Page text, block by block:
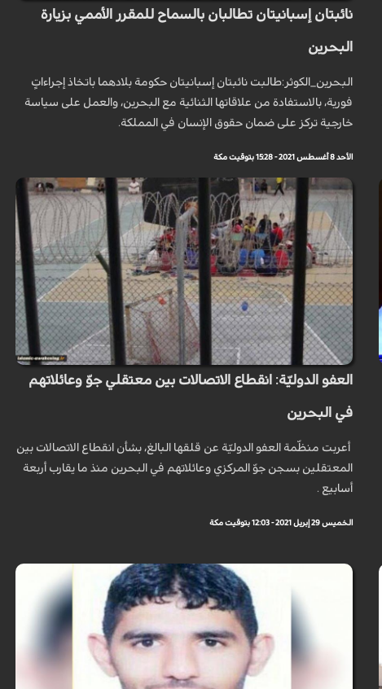
نائبتان إسبانيتان تطالبان بالسماح للمقرر الأممي بزيارة
البحرين
البحرين_الكوثر:طالبت نائبتان إسبانيتان حكومة بلادهما باتخاذ إجراءاتٍ
فورية، بالاستفادة من علاقاتها الثنائية مع البحرين، والعمل على سياسة
خارجية تركز على ضمان حقوق الإنسان في المملكة.
الأحد 8 أغسطس 2021 - 15:28 بتوقيت مكة
العفو الدوليّة: انقطاع الاتصالات بين معتقلي جوّ وعائلاتهم
في البحرين
أعربت منظّمة العفو الدوليّة عن قلقها البالغ، بشأن انقطاع الاتصالات بين
المعتقلين بسجن جوّ المركزي وعائلاتهم في البحرين منذ ما يقارب أربعة
أسابيع .
الخميس 29 إبريل 2021 - 12:03 بتوقيت مكة